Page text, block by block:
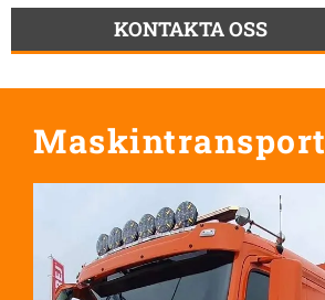
KONTAKTA OSS
Maskintransport